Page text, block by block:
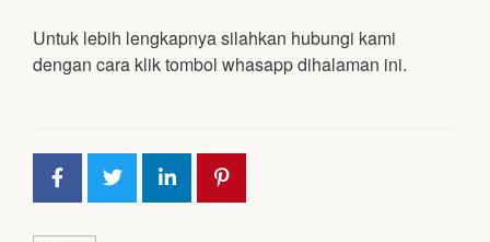
Untuk lebih lengkapnya silahkan hubungi kami
dengan cara klik tombol whasapp dihalaman ini.